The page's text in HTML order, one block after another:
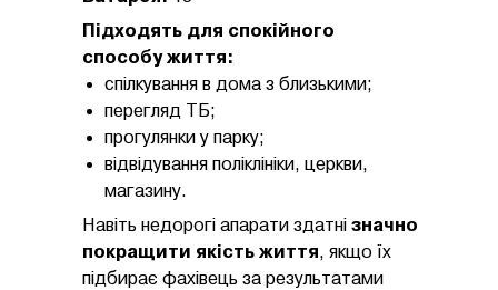
Підходять для спокійного
способу життя:
спілкування в дома з близькими;
перегляд ТБ;
прогулянки у парку;
відвідування поліклініки, церкви,
магазину.
Навіть недорогі апарати здатні значно
покращити якість життя, якщо їх
підбирає фахівець за результатами